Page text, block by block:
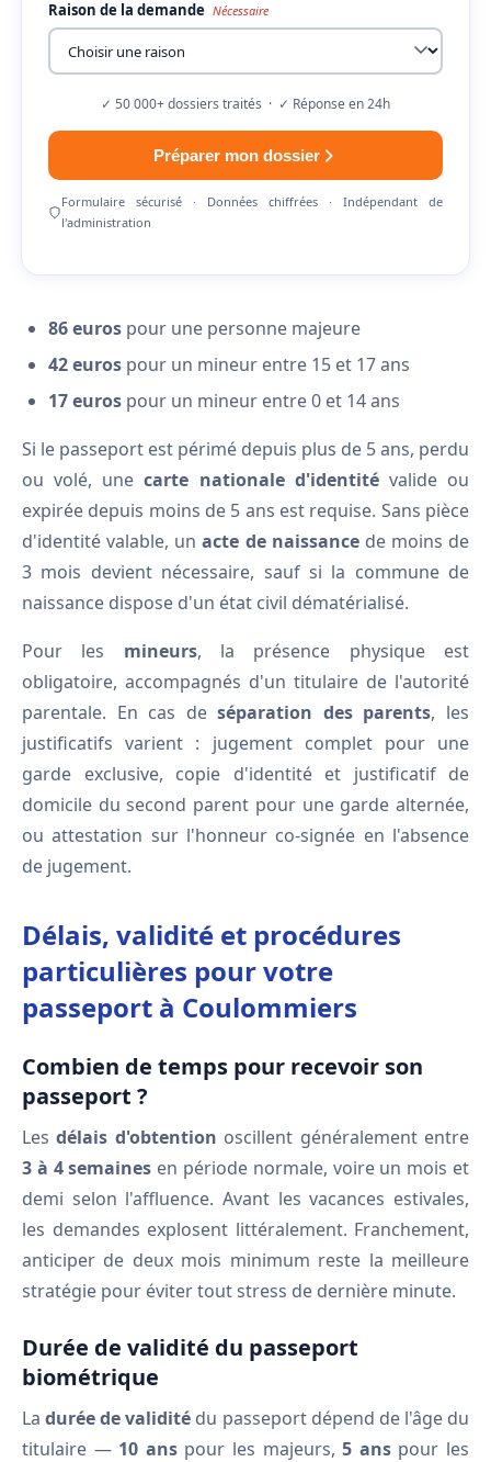
Raison de la demande Nécessaire
✓ 50 000+ dossiers traités · ✓ Réponse en 24h
Préparer mon dossier
Formulaire sécurisé · Données chiffrées · Indépendant de
l'administration
86 euros pour une personne majeure
42 euros pour un mineur entre 15 et 17 ans
17 euros pour un mineur entre 0 et 14 ans
Si le passeport est périmé depuis plus de 5 ans, perdu
ou volé, unecarte nationale d'identitévalide ou
expirée depuis moins de 5 ans est requise. Sans pièce
d'identité valable, unacte de naissancede moins de
3 mois devient nécessaire, sauf si la commune de
naissance dispose d'un état civil dématérialisé.
Pour les mineurs, la présence physique est
obligatoire, accompagnés d'un titulaire de l'autorité
parentale. En cas deséparation des parents, les
justificatifs varient : jugement complet pour une
garde exclusive, copie d'identité et justificatif de
domicile du second parent pour une garde alternée,
ou attestation sur l'honneur co-signée en l'absence
de jugement.
Délais, validité et procédures
particulières pour votre
passeport à Coulommiers
Combien de temps pour recevoir son
passeport ?
Lesdélais d'obtention oscillent généralement entre
3 à 4 semaines en période normale, voire un mois et
demi selon l'affluence. Avant les vacances estivales,
les demandes explosent littéralement. Franchement,
anticiper de deux mois minimum reste la meilleure
stratégie pour éviter tout stress de dernière minute.
Durée de validité du passeport
biométrique
Ladurée de validité du passeport dépend de l'âge du
titulaire — 10 anspour les majeurs,5 anspour les